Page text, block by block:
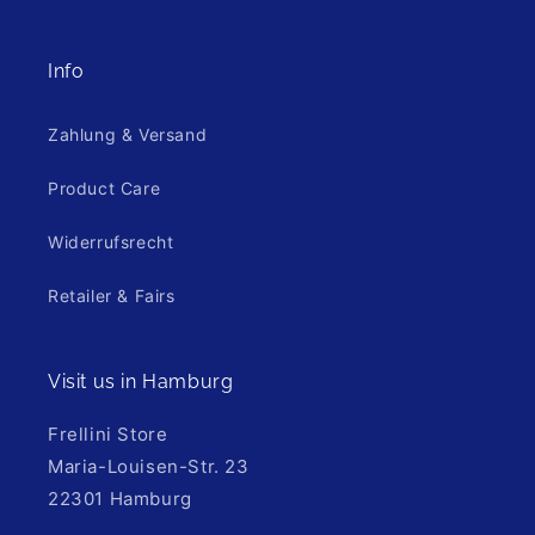
Info
Zahlung & Versand
Product Care
Widerrufsrecht
Retailer & Fairs
Visit us in Hamburg
Frellini Store
Maria-Louisen-Str. 23
22301 Hamburg